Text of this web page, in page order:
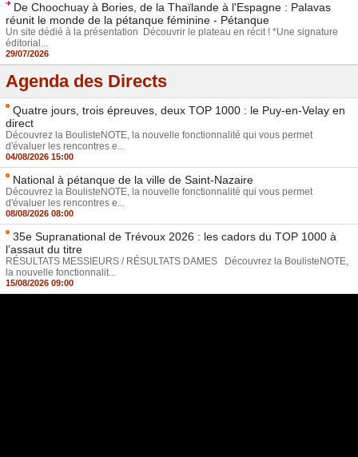
De Choochuay à Bories, de la Thaïlande à l'Espagne : Palavas
réunit le monde de la pétanque féminine - Pétanque
Un site dédié à la présentation Découvrir le plateau en récit ! *Une signature
éditorial...
29/07/2026
Agenda des Directs
Quatre jours, trois épreuves, deux TOP 1000 : le Puy-en-Velay en
direct
Découvrez la BoulisteNOTE, la nouvelle fonctionnalité qui vous permet
d'évaluer les rencontres e...
04/08/2026 15:00
National à pétanque de la ville de Saint-Nazaire
Découvrez la BoulisteNOTE, la nouvelle fonctionnalité qui vous permet
d'évaluer les rencontres e...
08/08/2026 08:00
35e Supranational de Trévoux 2026 : les cadors du TOP 1000 à
l’assaut du titre
RÉSULTATS MESSIEURS / RÉSULTATS DAMES Découvrez la BoulisteNOTE,
la nouvelle fonctionnalit...
15/08/2026 09:00